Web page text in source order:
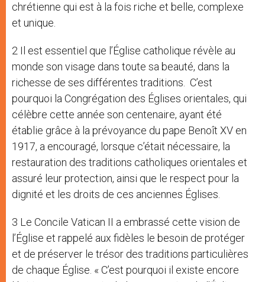
chrétienne qui est à la fois riche et belle, complexe
et unique.
2 Il est essentiel que l’Église catholique révèle au
monde son visage dans toute sa beauté, dans la
richesse de ses différentes traditions. C’est
pourquoi la Congrégation des Églises orientales, qui
célèbre cette année son centenaire, ayant été
établie grâce à la prévoyance du pape Benoît XV en
1917, a encouragé, lorsque c’était nécessaire, la
restauration des traditions catholiques orientales et
assuré leur protection, ainsi que le respect pour la
dignité et les droits de ces anciennes Églises.
3 Le Concile Vatican II a embrassé cette vision de
l’Église et rappelé aux fidèles le besoin de protéger
et de préserver le trésor des traditions particulières
de chaque Église. « C’est pourquoi il existe encore